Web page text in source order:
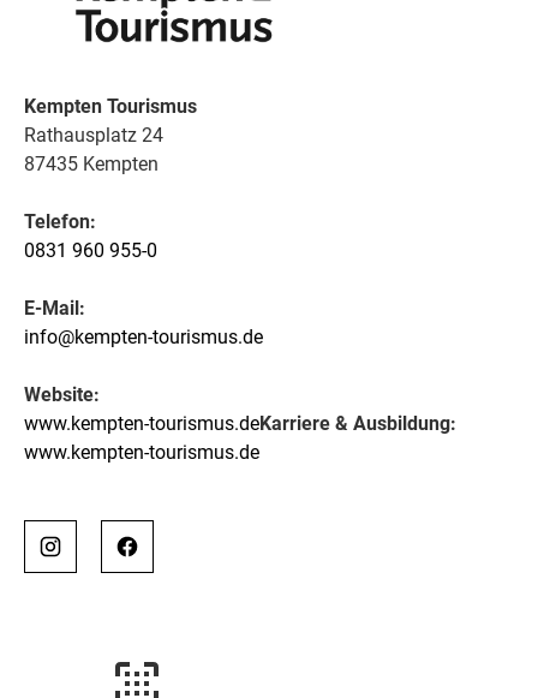
Kempten Tourismus
Rathausplatz 24
87435 Kempten
Telefon:
0831 960 955-0
E-Mail:
info@kempten-tourismus.de
Website:
www.kempten-tourismus.deKarriere & Ausbildung:
www.kempten-tourismus.de